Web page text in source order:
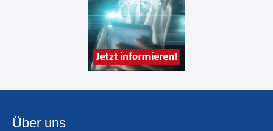
Über uns